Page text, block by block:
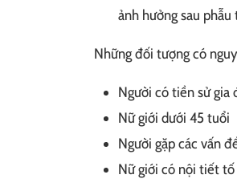
ảnh hưởng sau
Những đối tượng có
Người có tiền sử
Nữ giới dưới 45 tuổi
Người gặp các vấn
Nữ giới có nội tiết